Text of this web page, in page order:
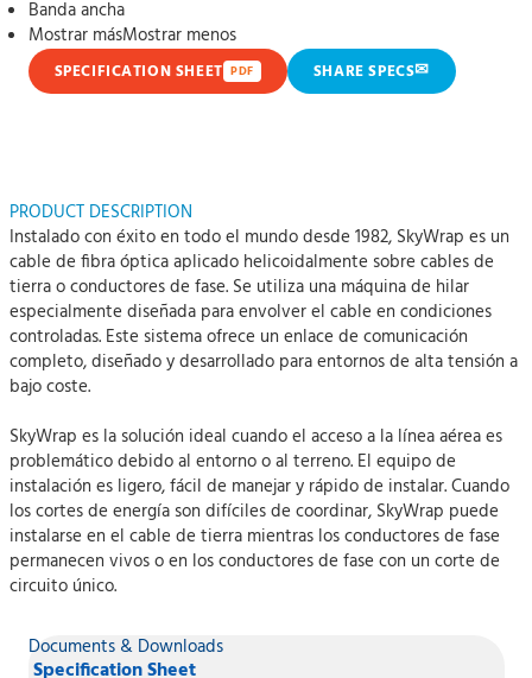
Banda ancha
Mostrar másMostrar menos
SPECIFICATION SHEET PDF SHARE SPECS✉
PRODUCT DESCRIPTION
Instalado con éxito en todo el mundo desde 1982, SkyWrap es un
cable de fibra óptica aplicado helicoidalmente sobre cables de
tierra o conductores de fase. Se utiliza una máquina de hilar
especialmente diseñada para envolver el cable en condiciones
controladas. Este sistema ofrece un enlace de comunicación
completo, diseñado y desarrollado para entornos de alta tensión a
bajo coste.
SkyWrap es la solución ideal cuando el acceso a la línea aérea es
problemático debido al entorno o al terreno. El equipo de
instalación es ligero, fácil de manejar y rápido de instalar. Cuando
los cortes de energía son difíciles de coordinar, SkyWrap puede
instalarse en el cable de tierra mientras los conductores de fase
permanecen vivos o en los conductores de fase con un corte de
circuito único.
Documents & Downloads
Specification Sheet